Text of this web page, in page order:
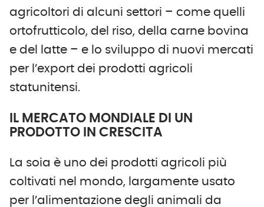
agricoltori di alcuni settori – come quelli
ortofrutticolo, del riso, della carne bovina
e del latte – e lo sviluppo di nuovi mercati
per l’export dei prodotti agricoli
statunitensi.
IL MERCATO MONDIALE DI UN
PRODOTTO IN CRESCITA
La soia è uno dei prodotti agricoli più
coltivati nel mondo, largamente usato
per l’alimentazione degli animali da